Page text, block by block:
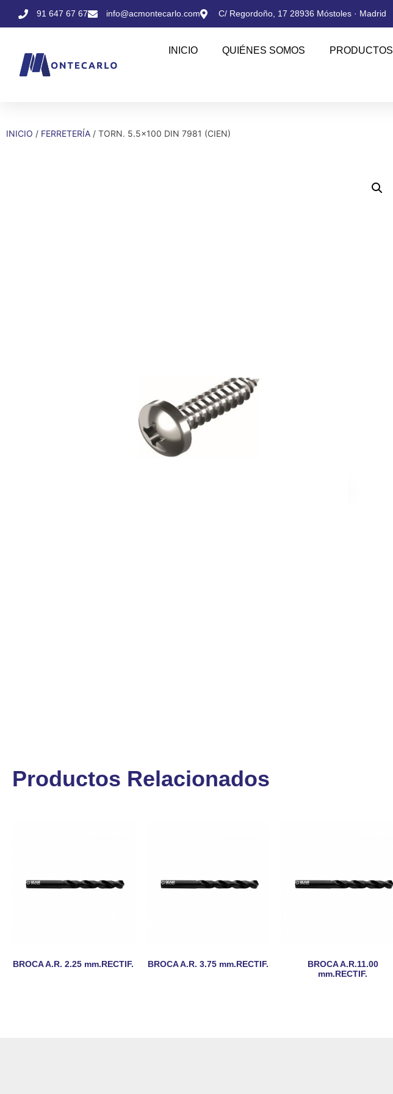
91 647 67 67 info@acmontecarlo.com C/ Regordoño, 17 28936 Móstoles · Madrid
INICIO QUIÉNES SOMOS PRODUCTOS
INICIO / FERRETERÍA / TORN. 5.5×100 DIN 7981 (CIEN)
Productos Relacionados
BROCA A.R. 2.25 mm.RECTIF. BROCA A.R. 3.75 mm.RECTIF.
BROCA A.R.11.00
mm.RECTIF.